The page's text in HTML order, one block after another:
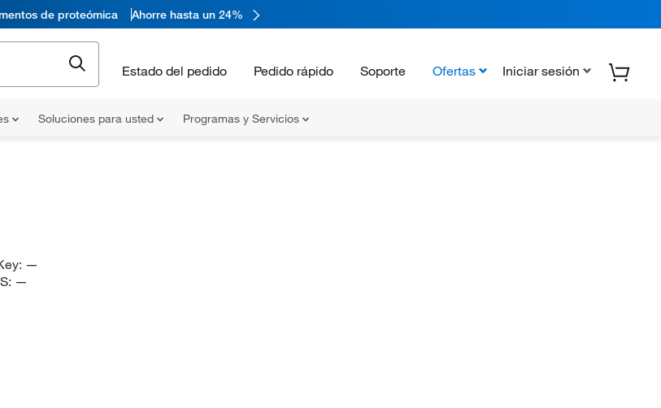
de proteómica Ahorre hasta un 24%
Estado del pedido Pedido rápido Soporte Ofertas Iniciar sesión
Soluciones para usted Programas y Servicios
—
—